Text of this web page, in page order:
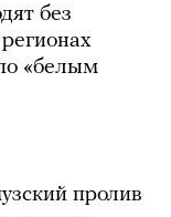
без
«белым
пролив